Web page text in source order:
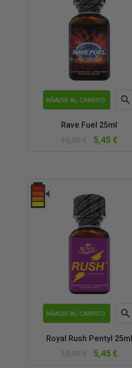
AÑADIR AL CARRITO 
rápida
Rave Fuel 25ml
5,45 €
AÑADIR AL CARRITO 
rápida
Royal Rush Pentyl 25ml
5,45 €